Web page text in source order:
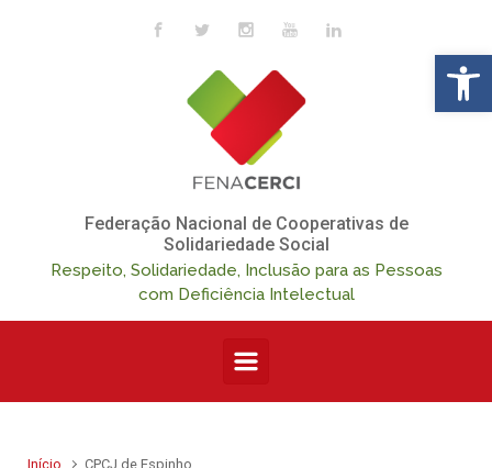
Skip to main content
Federação Nacional de Cooperativas de
Solidariedade Social
Respeito, Solidariedade, Inclusão para as Pessoas
com Deficiência Intelectual
Início CPCJ de Espinho